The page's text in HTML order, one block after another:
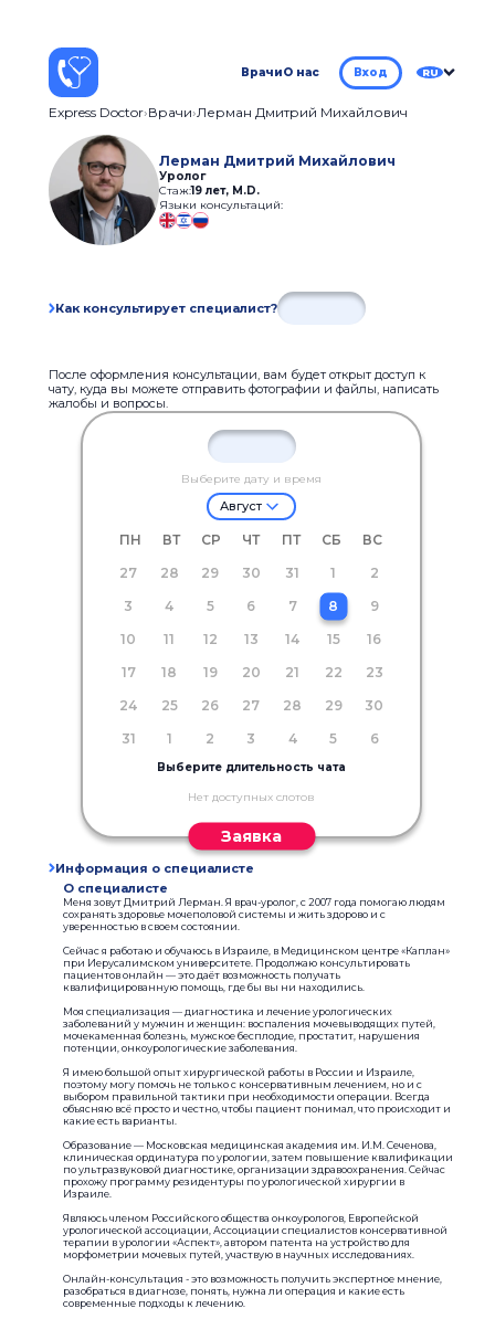
ВрачиО нас Вход RU
Express Doctor Врачи Лерман Дмитрий Михайлович
Лерман Дмитрий Михайлович
Уролог
Стаж:19 лет, M.D.
Языки консультаций:
Как консультирует специалист?
После оформления консультации, вам будет открыт доступ к
чату, куда вы можете отправить фотографии и файлы, написать
жалобы и вопросы.
Выберите дату и время
Август
ПН ВТ СР ЧТ ПТ СБ
ВС
27
28 29 30 31 1
2
3
4 5 6 7 8
9
10
11 12 13 14 15
16
17
18 19 20 21 22
23
24
25 26 27 28 29
30
31
1 2 3 4 5 6
Выберите длительность чата
Нет доступных слотов
Заявка
Информация о специалисте
О специалисте
Меня зовут Дмитрий Лерман. Я врач-уролог, с 2007 года помогаю людям
сохранять здоровье мочеполовой системы и жить здорово и с
уверенностью в своем состоянии.
Сейчас я работаю и обучаюсь в Израиле, в Медицинском центре «Каплан»
при Иерусалимском университете. Продолжаю консультировать
пациентов онлайн — это даёт возможность получать
квалифицированную помощь, где бы вы ни находились.
Моя специализация — диагностика и лечение урологических
заболеваний у мужчин и женщин: воспаления мочевыводящих путей,
мочекаменная болезнь, мужское бесплодие, простатит, нарушения
потенции, онкоурологические заболевания.
Я имею большой опыт хирургической работы в России и Израиле,
поэтому могу помочь не только с консервативным лечением, но и с
выбором правильной тактики при необходимости операции. Всегда
объясняю всё просто и честно, чтобы пациент понимал, что происходит и
какие есть варианты.
Образование — Московская медицинская академия им. И.М. Сеченова,
клиническая ординатура по урологии, затем повышение квалификации
по ультразвуковой диагностике, организации здравоохранения. Сейчас
прохожу программу резидентуры по урологической хирургии в
Израиле.
Являюсь членом Российского общества онкоурологов, Европейской
урологической ассоциации, Ассоциации специалистов консервативной
терапии в урологии «Аспект», автором патента на устройство для
морфометрии мочевых путей, участвую в научных исследованиях.
Онлайн-консультация - это возможность получить экспертное мнение,
разобраться в диагнозе, понять, нужна ли операция и какие есть
современные подходы к лечению.